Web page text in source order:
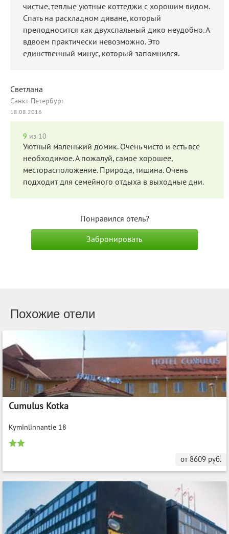
чистые, теплые уютные коттеджи с хорошим видом.
Спать на раскладном диване, который
преподносится как двухспальный дико неудобно. А
вдвоем практически невозможно. Это
единственный минус, который запомнился.
Светлана
Санкт-Петербург
18.08.2016
9 из 10
Уютный маленький домик. Очень чисто и есть все
необходимое. А пожалуй, самое хорошее,
месторасположение. Природа, тишина. Очень
подходит для семейного отдыха в выходные дни.
Понравился отель?
Забронировать
Похожие отели
Cumulus Kotka
Kyminlinnantie 18
от 8609 руб.